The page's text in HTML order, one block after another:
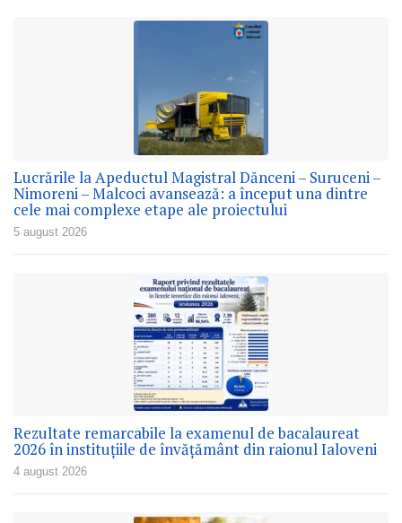
Lucrările la Apeductul Magistral Dănceni – Suruceni –
Nimoreni – Malcoci avansează: a început una dintre
cele mai complexe etape ale proiectului
5 august 2026
Rezultate remarcabile la examenul de bacalaureat
2026 în instituțiile de învățământ din raionul Ialoveni
4 august 2026